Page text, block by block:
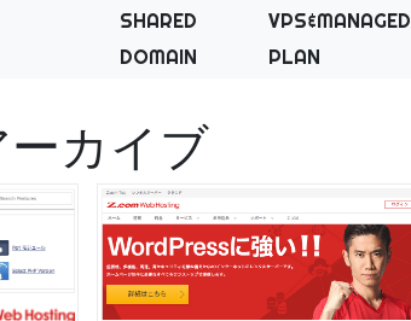
SHARED VPS&MANAGED
DOMAIN
PLAN
ーカイブ